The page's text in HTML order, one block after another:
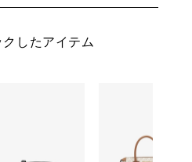
したアイテム